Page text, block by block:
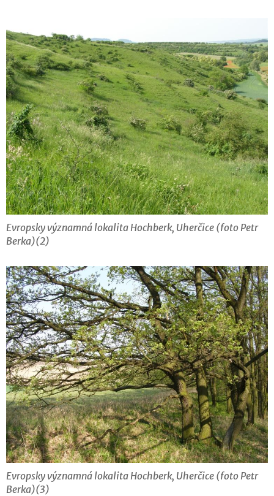
Evropsky významná lokalita Hochberk, Uherčice (foto Petr
Berka)(2)
Evropsky významná lokalita Hochberk, Uherčice (foto Petr
Berka)(3)